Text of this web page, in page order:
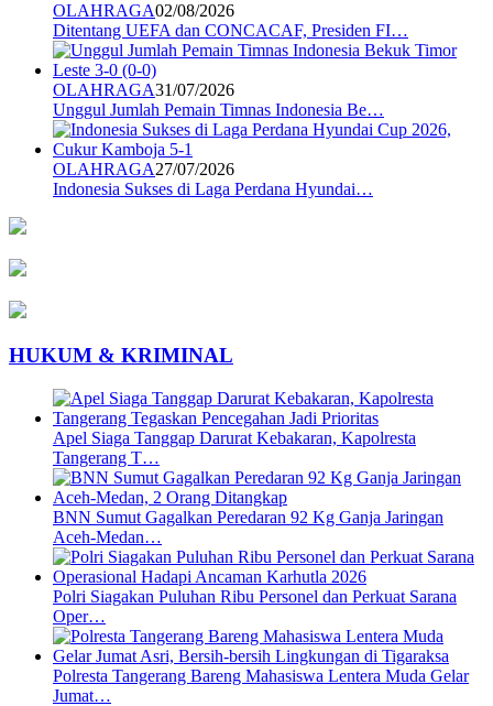
OLAHRAGA02/08/2026
Ditentang UEFA dan CONCACAF, Presiden FI…
OLAHRAGA31/07/2026
Unggul Jumlah Pemain Timnas Indonesia Be…
OLAHRAGA27/07/2026
Indonesia Sukses di Laga Perdana Hyundai…
HUKUM & KRIMINAL
Apel Siaga Tanggap Darurat Kebakaran, Kapolresta
Tangerang T…
BNN Sumut Gagalkan Peredaran 92 Kg Ganja Jaringan
Aceh-Medan…
Polri Siagakan Puluhan Ribu Personel dan Perkuat Sarana
Oper…
Polresta Tangerang Bareng Mahasiswa Lentera Muda Gelar
Jumat…